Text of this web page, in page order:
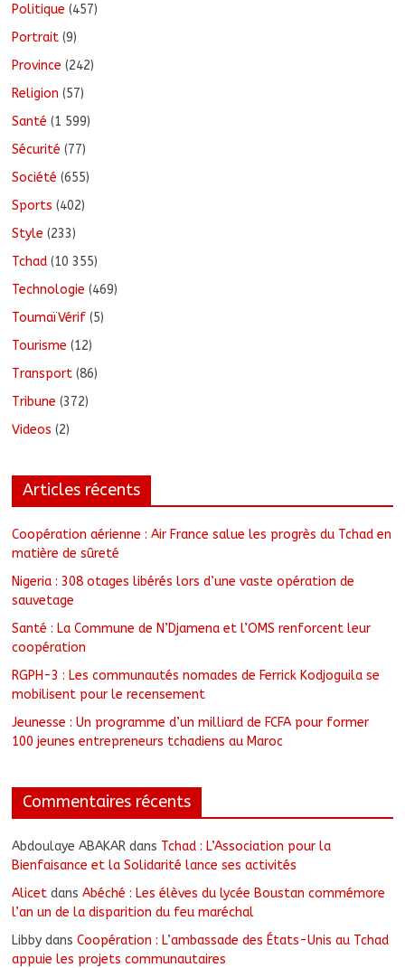
Politique (457)
Portrait (9)
Province (242)
Religion (57)
Santé (1 599)
Sécurité (77)
Société (655)
Sports (402)
Style (233)
Tchad (10 355)
Technologie (469)
ToumaïVérif (5)
Tourisme (12)
Transport (86)
Tribune (372)
Videos (2)
Articles récents
Coopération aérienne : Air France salue les progrès du Tchad en
matière de sûreté
Nigeria : 308 otages libérés lors d’une vaste opération de
sauvetage
Santé : La Commune de N’Djamena et l’OMS renforcent leur
coopération
RGPH-3 : Les communautés nomades de Ferrick Kodjoguila se
mobilisent pour le recensement
Jeunesse : Un programme d’un milliard de FCFA pour former
100 jeunes entrepreneurs tchadiens au Maroc
Commentaires récents
Abdoulaye ABAKAR dans Tchad : L’Association pour la
Bienfaisance et la Solidarité lance ses activités
Alicet dansAbéché : Les élèves du lycée Boustan commémore
l’an un de la disparition du feu maréchal
Libby dansCoopération : L’ambassade des États-Unis au Tchad
appuie les projets communautaires